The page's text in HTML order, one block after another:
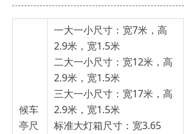
候车
亭尺
一大一小尺寸：宽7米，高
2.9米，宽1.5米
二大一小尺寸：宽12米，高
2.9米，宽1.5米
三大一小尺寸：宽17米，高
2.9米，宽1.5米
标准大灯箱尺寸：宽3.65